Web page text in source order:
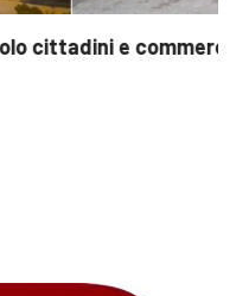
e commercianti